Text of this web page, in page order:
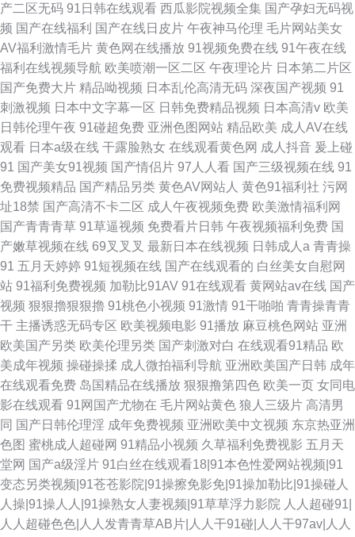
产二区无码 91日韩在线观看 西瓜影院视频全集 国产孕妇无码视
频 国产在线福利 国产在线日皮片 午夜神马伦理 毛片网站美女
AV福利激情毛片 黄色网在线播放 91视频免费在线 91午夜在线
福利在线视频导航 欧美喷潮一区二区 午夜理论片 日本第二片区
国产免费大片 精品呦视频 日本乱伦高清无码 深夜国产视频 91
刺激视频 日本中文字幕一区 日韩免费精品视频 日本高清v 欧美
日韩伦理午夜 91碰超免费 亚洲色图网站 精品欧美 成人AV在线
观看 日本a级在线 干露脸熟女 在线观看黄色网 成人抖音 爰上碰
91 国产美女91视频 国产情侣片 97人人看 国产三级视频在线 91
免费视频精品 国产精品另类 黄色AV网站人 黄色91福利社 污网
址18禁 国产高清不卡二区 成人午夜视频免费 欧美激情福利网
国产青青青草 91草逼视频 免费看片日韩 午夜视频福利免费 国
产嫩草视频在线 69叉叉叉 最新日本在线视频 日韩成人a 青青操
91 五月天婷婷 91短视频在线 国产在线观看的 白丝美女自慰网
站 91福利免费视频 加勒比91AV 91在线观看 黄网站av在线 国产
视频 狠狠擼狠狠擼 91桃色小视频 91激情 91干啪啪 青青操青青
干 主播诱惑无码专区 欧美视频电影 91播放 麻豆桃色网站 亚洲
欧美国产另类 欧美伦理另类 国产刺激对白 在线观看91精品 欧
美成年视频 操碰操揉 成人微拍福利导航 亚洲欧美国产日韩 成年
在线观看免费 岛国精品在线播放 狠狠撸第四色 欧美一页 女同电
影在线观看 91网国产尤物在 毛片网站黄色 狼人三级片 高清男
同 国产日韩伦理淫 成年免费视频 亚洲欧美中文视频 东京热亚洲
色图 蜜桃成人超碰网 91精品小视频 久草福利免费视影 五月天
堂网 国产a级淫片 91白丝在线观看18|91本色性爱网站视频|91
变态另类视频|91苍苍影院|91操擦免影免|91操加勒比|91操碰人
人操|91操人人|91操熟女人妻视频|91草草浮力影院 人人超碰91|
人人超碰色色|人人发青青草AB片|人人干91碰|人人干97av|人人